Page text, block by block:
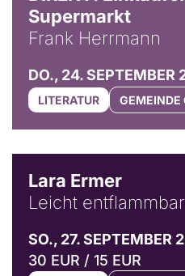
Supermarkt
Frank Herrmann
DO., 24. SEPTEMBER
LITERATUR GEMEINDE
Lara Ermer
Leicht entflammbar
SO., 27. SEPTEMBER
30 EUR / 15 EUR